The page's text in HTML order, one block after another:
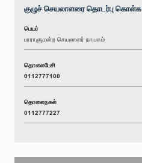
குழுச் செயலாளரை தொடர்பு கொள்க
பெயர்
பாராளுமன்ற செயலாளர் நாயகம்
தொலைபேசி
0112777100
தொலைநகல்
0112777227